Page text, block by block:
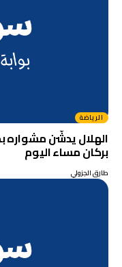
الرياضة
الهلال يدشّن مشواره
بركان مساء اليوم
طارق الجزولي